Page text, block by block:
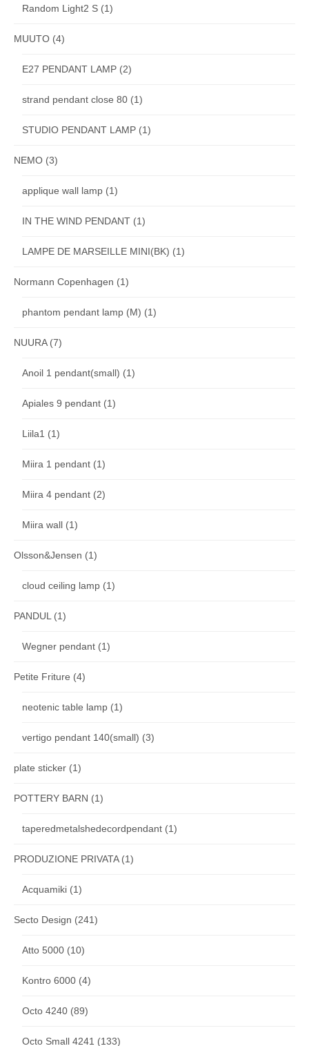
Random Light2 S (1)
MUUTO (4)
E27 PENDANT LAMP (2)
strand pendant close 80 (1)
STUDIO PENDANT LAMP (1)
NEMO (3)
applique wall lamp (1)
IN THE WIND PENDANT (1)
LAMPE DE MARSEILLE MINI(BK) (1)
Normann Copenhagen (1)
phantom pendant lamp (M) (1)
NUURA(7)
Anoil 1 pendant(small) (1)
Apiales 9 pendant (1)
Liila1 (1)
Miira 1 pendant (1)
Miira 4 pendant (2)
Miira wall (1)
Olsson&Jensen (1)
cloud ceiling lamp (1)
PANDUL(1)
Wegner pendant (1)
Petite Friture (4)
neotenic table lamp (1)
vertigo pendant 140(small) (3)
plate sticker (1)
POTTERY BARN (1)
taperedmetalshedecordpendant (1)
PRODUZIONE PRIVATA(1)
Acquamiki (1)
Secto Design (241)
Atto 5000 (10)
Kontro 6000 (4)
Octo 4240 (89)
Octo Small 4241 (133)